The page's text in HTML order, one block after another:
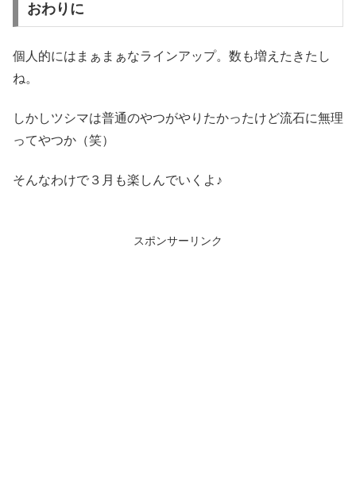
おわりに
個人的にはまぁまぁなラインアップ。数も増えたきたし
ね。
しかしツシマは普通のやつがやりたかったけど流石に無理
ってやつか（笑）
そんなわけで３月も楽しんでいくよ♪
スポンサーリンク